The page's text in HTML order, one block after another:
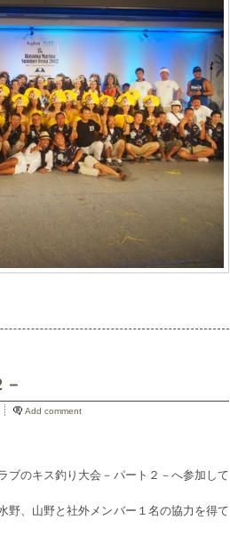
Add comment
ブのキス釣り大会－パート２－へ参加して
野、山野と社外メンバー１名の協力を得て